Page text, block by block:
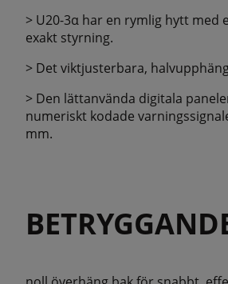
> U20-3α har en rymlig hytt
exakt styrning.
> Det viktjusterbara,
> Den lättanvända digitala
numeriskt kodade
mm.